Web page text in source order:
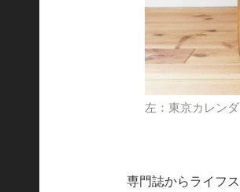
左：東京カレン
専門誌からライフ